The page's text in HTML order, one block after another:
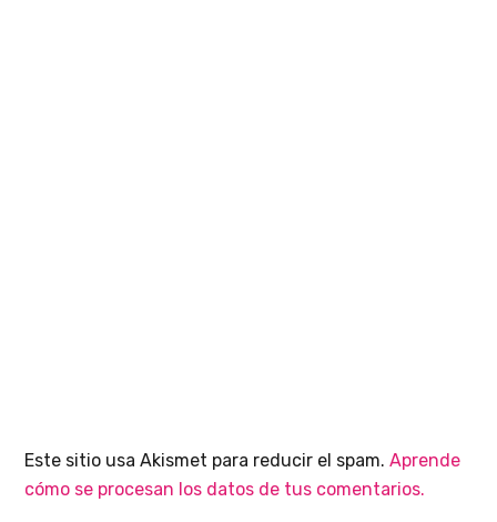
Este sitio usa Akismet para reducir el spam.Aprende
cómo se procesan los datos de tus comentarios.